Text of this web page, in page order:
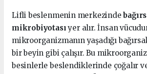
Lifli beslenmenin merkezinde
mikrobiyotasıyer alır. İnsan
mikroorganizmanın yaşadığı
bir beyin gibi çalışır. Bu
besinlerle beslendiklerinde çoğalır